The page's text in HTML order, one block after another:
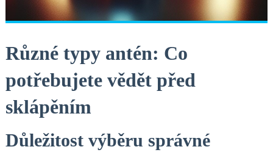
Různé​ typy antén: Co
potřebujete vědět před
sklápěním
Důležitost výběru správné